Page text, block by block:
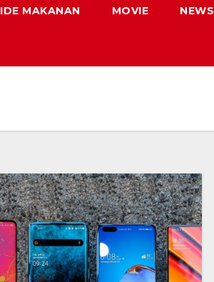
IDE MAKANAN MOVIE NEWS